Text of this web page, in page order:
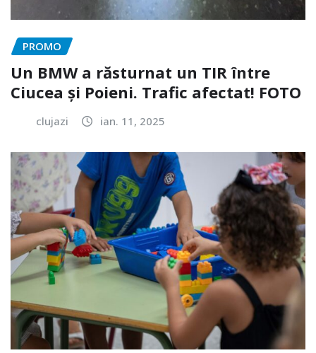
PROMO
Un BMW a răsturnat un TIR între
Ciucea și Poieni. Trafic afectat! FOTO
clujazi ian. 11, 2025